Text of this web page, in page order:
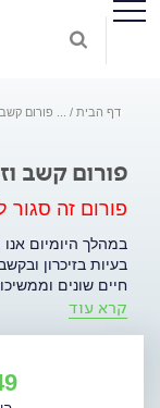
דף הבית פורום
פורום קשב
פורום זה
במהלך היומיום
בעיות בזיכרון
חיים שונים
המחשבה, נוטים
בבעיות זיכרון
קרא עוד